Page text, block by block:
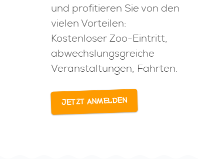
und profitieren Sie von den
vielen Vorteilen:
Kostenloser Zoo-Eintritt,
abwechslungsgreiche
Veranstaltungen, Fahrten.
Jetzt anmelden